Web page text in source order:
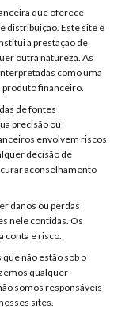
que oferece
distribuição. Este site é
a prestação de
outra natureza. As
como uma
produto financeiro.
de fontes
precisão ou
envolvem riscos
decisão de
aconselhamento
danos ou perdas
nele contidas. Os
conta e risco.
não estão sob o
qualquer
somos responsáveis
sites.